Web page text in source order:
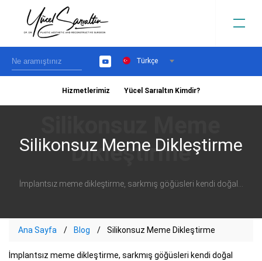
YouTubeTürkçe
Hizmetlerimiz Yücel Sarıaltın Kimdir?
Silikonsuz Meme Dikleştirme
İmplantsız meme dikleştirme, sarkmış göğüsleri kendi doğal...
Ana Sayfa Blog Silikonsuz Meme Dikleştirme
İmplantsız meme dikleştirme, sarkmış göğüsleri kendi doğal